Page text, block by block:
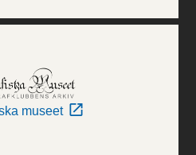
museet